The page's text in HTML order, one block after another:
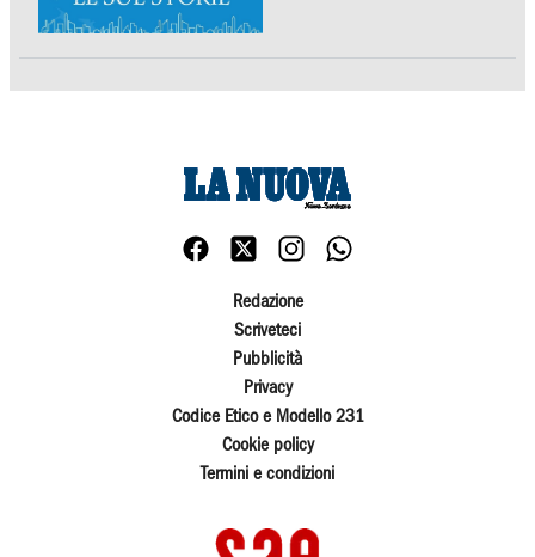
Redazione
Scriveteci
Pubblicità
Privacy
Codice Etico e Modello 231
Cookie policy
Termini e condizioni